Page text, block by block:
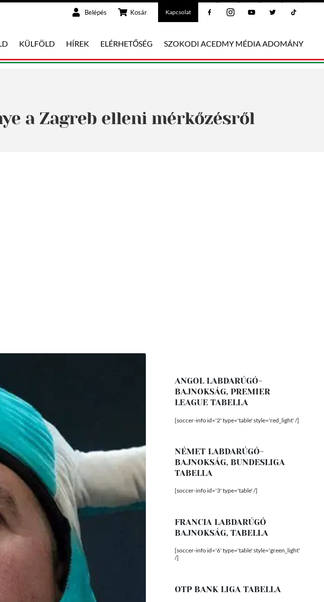
Belépés Kosár Kapcsolat
KÜLFÖLD HÍREK ELÉRHETŐSÉG SZOKODI ACEDMY MÉDIA ADOMÁNY
a Zagreb elleni mérkőzésről
ANGOL LABDARÚGÓ-
BAJNOKSÁG, PREMIER
LEAGUE TABELLA
[soccer-info id='2' type='table' style='red_light' /]
NÉMET LABDARÚGÓ-
BAJNOKSÁG, BUNDESLIGA
TABELLA
[soccer-info id='3' type='table' /]
FRANCIA LABDARÚGÓ
BAJNOKSÁG, TABELLA
[soccer-info id='6' type='table' style='green_light'
/]
OTP BANK LIGA TABELLA